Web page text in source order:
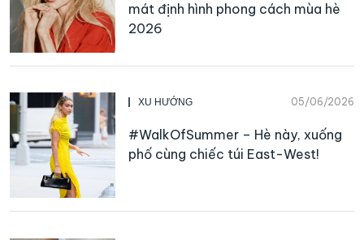
mát định hình phong cách mùa hè
2026
XU HƯỚNG 05/06/2026
#WalkOfSummer – Hè này, xuống
phố cùng chiếc túi East-West!